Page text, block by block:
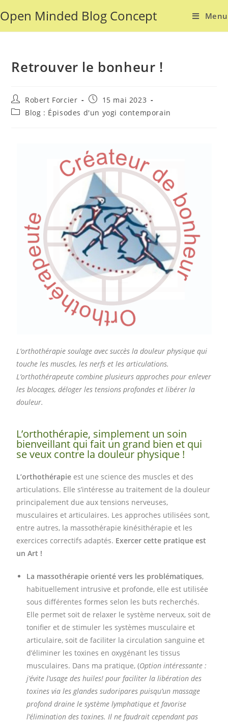
Open Minded Blog Concept Menu
Retrouver le bonheur !
Robert Forcier
15 mai 2023
Blog : Épisodes d'un yogi contemporain
L’orthothérapie soulage avec succès la douleur physique qui
touche les muscles, les nerfs et les articulations.
L’orthothérapeute combine plusieurs approches pour enlever
les blocages, déloger les tensions profondes et libérer la
douleur.
L’orthothérapie, simplement un soin
bienveillant qui fait un grand bien et qui
se veux contre la douleur physique !
L’orthothérapie est une science des muscles et des
articulations. Elle s’intéresse au traitement de la douleur
principalement due aux tensions nerveuses,
musculaires et articulaires. Les approches utilisées sont,
entre autres, la massothérapie kinésithérapie et les
exercices correctifs adaptés. Exercer cette pratique est
un Art !
La massothérapie orienté vers les problématiques,
habituellement intrusive et profonde, elle est utilisée
sous différentes formes selon les buts recherchés.
Elle permet soit de relaxer le système nerveux, soit de
tonifier et de stimuler les systèmes musculaire et
articulaire, soit de faciliter la circulation sanguine et
d’éliminer les toxines en oxygénant les tissus
musculaires. Dans ma pratique, (Option intéressante :
j’évite l’usage des huiles! pour faciliter la libération des
toxines via les glandes sudoripares puisqu’un massage
profond draine le système lymphatique et favorise
l’élimination des toxines. Il ne faudrait cependant pas